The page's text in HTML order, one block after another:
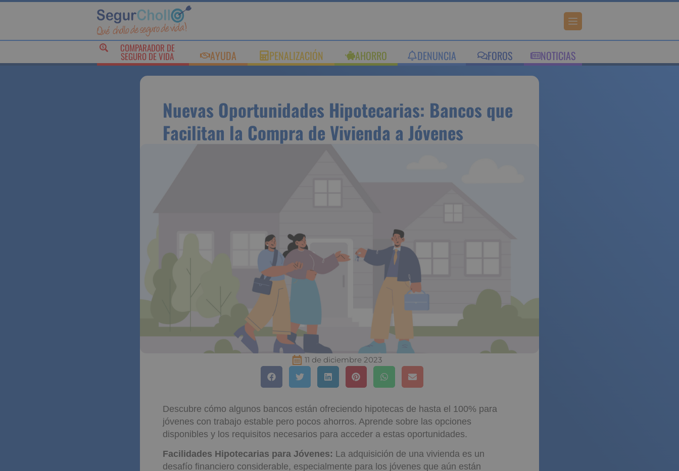
COMPARADOR DE
SEGURO DE VIDA AYUDA PENALIZACIÓN AHORRO DENUNCIA FOROS NOTICIAS
Nuevas Oportunidades Hipotecarias:
Bancos que Facilitan la Compra de
11 de diciembre 2023
Descubre cómo algunos bancos están ofreciendo hipotecas de hasta el 100% para
disponibles y los requisitos necesarios para acceder a estas oportunidades.